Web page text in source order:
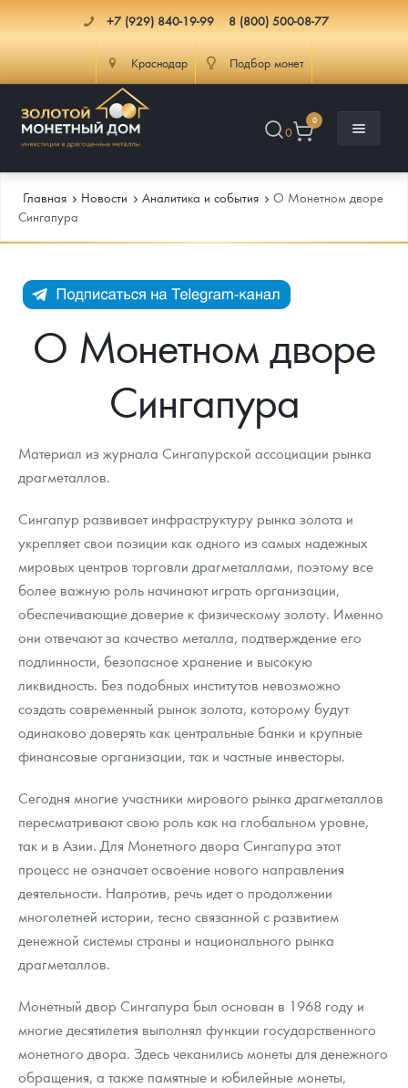
+7 (929) 840-19-99 8 (800) 500-08-77
Краснодар Подбор монет
0
0
Каталог Монет
Инвестиционные монеты
Памятные монеты России и СССР
Монеты Царской России
Монеты стран мира после 1950г
Монеты и жетоны ЗМД
Георгий Победоносец
Золотые слитки
Аксессуары
Гарри Поттер
Год Лошади
Флот: ледоколы и корабли
Жетоны "Необыкновенные обитатели глубин"
Русская нумизматика
Золотая карманная галерея
Наборы подарочных и коллекционных монет
Монеты и жетоны из недрагоценных металлов
Инфо
Как сделать заказ
Гарантии
Выкуп серебряных монет
Вопрос - ответ
Памятка для работы с монетами из драгметаллов
Условия возврата
Монеты
Политика конфиденциальности
Политика использования Cookies
Доставка
Информация
Аналитика и события
2026 год
Георгий Победоносец - динамика цен
Котировки
Лом выкуп
Скупка слитков
О нас
Наши преимущества
Письмо директору
Пресс-служба
Главная Новости Аналитика и события
О Монетном дворе
Сингапура
О Монетном дворе
Сингапура
Материал из журнала Сингапурской ассоциации рынка
драгметаллов.
Сингапур развивает инфраструктуру рынка золота и
укрепляет свои позиции как одного из самых надежных
мировых центров торговли драгметаллами, поэтому все
более важную роль начинают играть организации,
обеспечивающие доверие к физическому золоту. Именно
они отвечают за качество металла, подтверждение его
подлинности, безопасное хранение и высокую
ликвидность. Без подобных институтов невозможно
создать современный рынок золота, которому будут
одинаково доверять как центральные банки и крупные
финансовые организации, так и частные инвесторы.
Сегодня многие участники мирового рынка драгметаллов
пересматривают свою роль как на глобальном уровне,
так и в Азии. Для Монетного двора Сингапура этот
процесс не означает освоение нового направления
деятельности. Напротив, речь идет о продолжении
многолетней истории, тесно связанной с развитием
денежной системы страны и национального рынка
драгметаллов.
Монетный двор Сингапура был основан в 1968 году и
многие десятилетия выполнял функции государственного
монетного двора. Здесь чеканились монеты для денежного
обращения, а также памятные и юбилейные монеты,